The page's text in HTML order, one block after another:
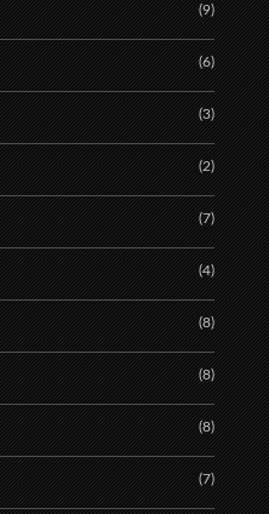
(9)
(6)
(3)
(2)
(7)
(4)
(8)
(8)
(8)
(7)